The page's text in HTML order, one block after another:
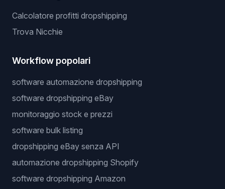
Calcolatore profitti dropshipping
Trova Nicchie
Workflow popolari
software automazione dropshipping
software dropshipping eBay
monitoraggio stock e prezzi
software bulk listing
dropshipping eBay senza API
automazione dropshipping Shopify
software dropshipping Amazon